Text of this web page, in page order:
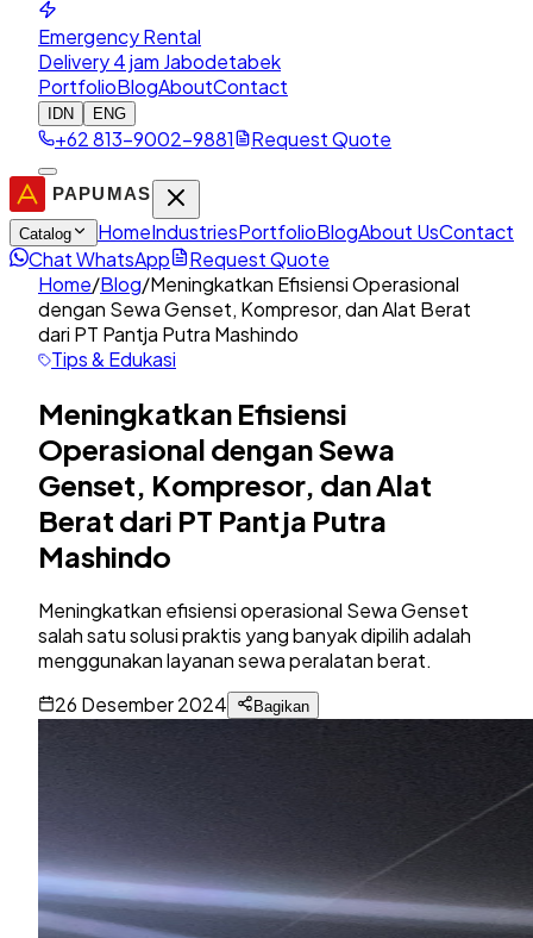
Emergency Rental
Delivery 4 jam Jabodetabek
PortfolioBlogAboutContact
IDN ENG
+62 813-9002-9881 Request Quote
Catalog HomeIndustriesPortfolioBlogAbout UsContact
Chat WhatsApp
Request Quote
Home/Blog/Meningkatkan Efisiensi Operasional
dengan Sewa Genset, Kompresor, dan Alat Berat
dari PT Pantja Putra Mashindo
Tips & Edukasi
Meningkatkan Efisiensi
Operasional dengan Sewa
Genset, Kompresor, dan Alat
Berat dari PT Pantja Putra
Mashindo
Meningkatkan efisiensi operasional Sewa Genset
salah satu solusi praktis yang banyak dipilih adalah
menggunakan layanan sewa peralatan berat.
26 Desember 2024
Bagikan